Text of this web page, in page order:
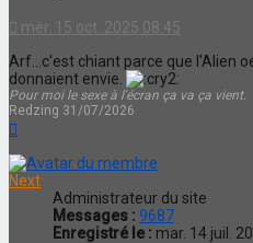
mer. 15 oct. 2025 08:45
Arf...c'est chiant parce que l'Alien
donnaient envie.
Pour moi le sexe à l'écran ça va ça vient.
Redzing 31/07/2026
Next
Administrateur du site
Messages : 9687
Enregistré le : mar. 14 juil.